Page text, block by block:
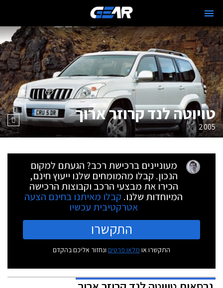
טויוטה לנד קרוזר ארוך
2005
מעוניינים ברכישת רכב? הגעתם למקום
הנכון. קבלו מהמומחים שלנו ייעוץ חינם,
הכירו את מבצעי הרכב וקבוצות הרכישה
המיוחדות שלנו. קבלו מאיתנו בחינם הצעה
אטרקטיבית עכשיו
התקשרו
התקשרו או מלאו פרטים ונחזור אליכם בהקדם